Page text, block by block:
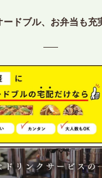
スのご案内｜ケータリング
拡大する出張パーティー・
のご案内｜夏の社内親
。オフィスや会議室で縁
ータリング」の提供を開始
ードブル、お弁当も充